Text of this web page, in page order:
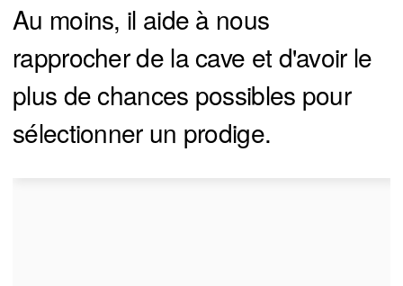
Au moins, il aide à nous
rapprocher de la cave et d'avoir le
plus de chances possibles pour
sélectionner un prodige.